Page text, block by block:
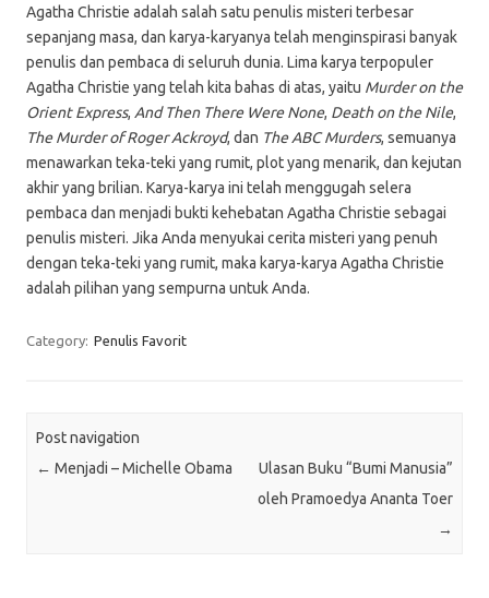
Agatha Christie adalah salah satu penulis misteri terbesar
sepanjang masa, dan karya-karyanya telah menginspirasi banyak
penulis dan pembaca di seluruh dunia. Lima karya terpopuler
Agatha Christie yang telah kita bahas di atas, yaitu Murder on the
Orient Express, And Then There Were None, Death on the Nile,
The Murder of Roger Ackroyd, dan The ABC Murders, semuanya
menawarkan teka-teki yang rumit, plot yang menarik, dan kejutan
akhir yang brilian. Karya-karya ini telah menggugah selera
pembaca dan menjadi bukti kehebatan Agatha Christie sebagai
penulis misteri. Jika Anda menyukai cerita misteri yang penuh
dengan teka-teki yang rumit, maka karya-karya Agatha Christie
adalah pilihan yang sempurna untuk Anda.
Category: Penulis Favorit
Post navigation
← Menjadi – Michelle Obama
Ulasan Buku “Bumi Manusia”
oleh Pramoedya Ananta Toer
→